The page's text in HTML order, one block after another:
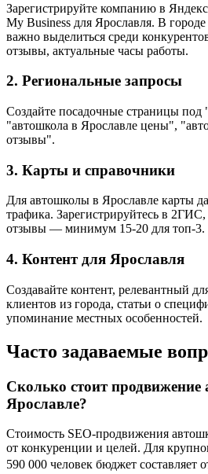
Зарегистрируйте компанию в
My Business для Ярославля. В
важно выделиться среди
отзывы, актуальные часы работы.
2. Региональные запросы
Создайте посадочные страницы под
"автошкола в Ярославле цены",
отзывы".
3. Карты и справочники
Для автошколы в Ярославле карты
трафика. Зарегистрируйтесь в
отзывы — минимум 15-20 для топ-3.
4. Контент для Ярославля
Создавайте контент, релевантный
клиентов из города, статьи о
упоминание местных особенностей.
Часто задаваемые
Сколько стоит
Ярославле?
Стоимость SEO-продвижения
от конкуренции и целей. Для
590 000 человек бюджет составляет